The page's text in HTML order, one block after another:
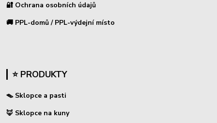
🔐 Ochrana osobních údajů
🚚 PPL-domů / PPL-výdejní místo
⭐ PRODUKTY
🪤 Sklopce a pasti
🦊 Sklopce na kuny